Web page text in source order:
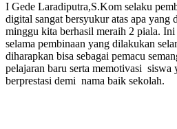
I Gede Laradiputra,S.Kom selaku
digital sangat bersyukur atas apa yang
minggu kita berhasil meraih 2 piala. Ini
selama pembinaan yang dilakukan
diharapkan bisa sebagai pemacu
pelajaran baru serta memotivasi
berprestasi demi nama baik sekolah.